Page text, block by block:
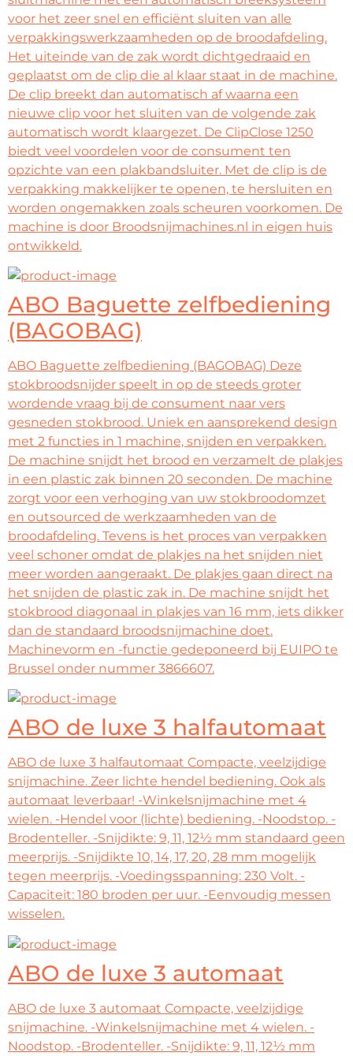
voor het zeer snel en efficiënt sluiten van alle
verpakkingswerkzaamheden op de broodafdeling.
Het uiteinde van de zak wordt dichtgedraaid en
geplaatst om de clip die al klaar staat in de machine.
De clip breekt dan automatisch af waarna een
nieuwe clip voor het sluiten van de volgende zak
automatisch wordt klaargezet. De ClipClose 1250
biedt veel voordelen voor de consument ten
opzichte van een plakbandsluiter. Met de clip is de
verpakking makkelijker te openen, te hersluiten en
worden ongemakken zoals scheuren voorkomen. De
machine is door Broodsnijmachines.nl in eigen huis
ontwikkeld.
ABO Baguette zelfbediening
(BAGOBAG)
ABO Baguette zelfbediening (BAGOBAG) Deze
stokbroodsnijder speelt in op de steeds groter
wordende vraag bij de consument naar vers
gesneden stokbrood. Uniek en aansprekend design
met 2 functies in 1 machine, snijden en verpakken.
De machine snijdt het brood en verzamelt de plakjes
in een plastic zak binnen 20 seconden. De machine
zorgt voor een verhoging van uw stokbroodomzet
en outsourced de werkzaamheden van de
broodafdeling. Tevens is het proces van verpakken
veel schoner omdat de plakjes na het snijden niet
meer worden aangeraakt. De plakjes gaan direct na
het snijden de plastic zak in. De machine snijdt het
stokbrood diagonaal in plakjes van 16 mm, iets dikker
dan de standaard broodsnijmachine doet.
Machinevorm en -functie gedeponeerd bij EUIPO te
Brussel onder nummer 3866607.
ABO de luxe 3 halfautomaat
ABO de luxe 3 halfautomaat Compacte, veelzijdige
snijmachine. Zeer lichte hendel bediening. Ook als
automaat leverbaar! -Winkelsnijmachine met 4
wielen. -Hendel voor (lichte) bediening. -Noodstop. -
Brodenteller. -Snijdikte: 9, 11, 12½ mm standaard geen
meerprijs. -Snijdikte 10, 14, 17, 20, 28 mm mogelijk
tegen meerprijs. -Voedingsspanning: 230 Volt. -
Capaciteit: 180 broden per uur. -Eenvoudig messen
wisselen.
ABO de luxe 3 automaat
ABO de luxe 3 automaat Compacte, veelzijdige
snijmachine. -Winkelsnijmachine met 4 wielen. -
Noodstop. -Brodenteller. -Snijdikte: 9, 11, 12½ mm